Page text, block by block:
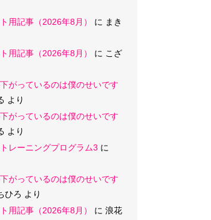
用記事（2026年8月）
に まき
用記事（2026年8月）
に こざ
がっているのは僕のせいです
より
がっているのは僕のせいです
より
レーニングプログラム3 に
がっているのは僕のせいです
ひろ より
用記事（2026年8月）
に 浪花